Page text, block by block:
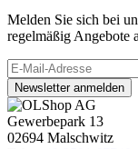
Melden Sie sich bei
regelmäßig Angebote
Newsletter anmelden
Gewerbepark 13
02694 Malschwitz